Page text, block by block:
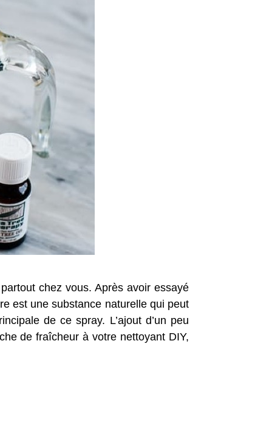
chez vous. Après avoir essayé
est une substance naturelle qui peut
de ce spray. L’ajout d’un peu
de fraîcheur à votre nettoyant DIY,